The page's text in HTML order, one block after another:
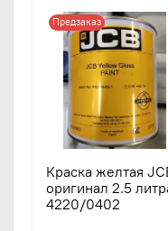
Предзаказ
Краска желтая
оригинал 2.5
4220/0402